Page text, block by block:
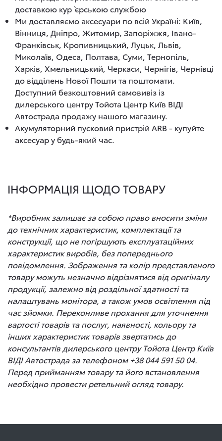
доставкою кур`єрською службою
Ми доставляємо аксесуари по всій Україні: Київ,
Вінниця, Дніпро, Житомир, Запоріжжя, Івано-
Франківськ, Кропивницький, Луцьк, Львів,
Миколаїв, Одеса, Полтава, Суми, Тернопіль,
Харків, Хмельницький, Черкаси, Чернігів, Чернівці
до відділень Нової Пошти та поштомати.
Доступний безкоштовний самовивіз із
дилерського центру Тойота Центр Київ ВІДІ
Автострада продажу нашого магазину.
Акумуляторний пусковий пристрій ARB - купуйте
аксесуар у будь-який час.
ІНФОРМАЦІЯ ЩОДО ТОВАРУ
*Виробник залишає за собою право вносити зміни
до технічних характеристик, комплектації та
конструкції, що не погіршують експлуатаційних
характеристик виробів, без попереднього
повідомлення. Зображення та колір представленого
товару можуть незначно відрізнятися від оригіналу
продукції, залежно від роздільної здатності та
налаштувань монітора, а також умов освітлення під
час зйомки. Переконливе прохання для уточнення
вартості товарів та послуг, наявності, кольору та
інших характеристик товарів звертатись до
консультантів дилерського центру Тойота Центр Київ
ВІДІ Автострада за телефоном +38 044 591 50 04.
Перед прийманням товару та його встановлення
необхідно провести ретельний огляд товару.